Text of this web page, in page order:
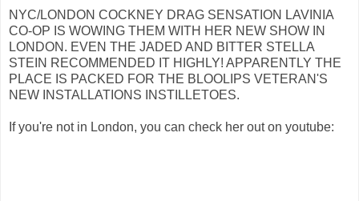
NYC/LONDON COCKNEY DRAG SENSATION LAVINIA
CO-OP IS WOWING THEM WITH HER NEW SHOW IN
LONDON. EVEN THE JADED AND BITTER STELLA
STEIN RECOMMENDED IT HIGHLY! APPARENTLY THE
PLACE IS PACKED FOR THE BLOOLIPS VETERAN'S
NEW INSTALLATIONS INSTILLETOES.
If you're not in London, you can check her out on youtube: